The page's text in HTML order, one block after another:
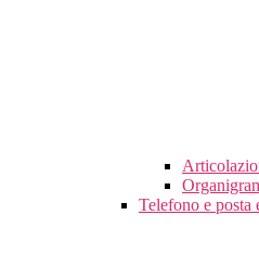
Telefono e posta